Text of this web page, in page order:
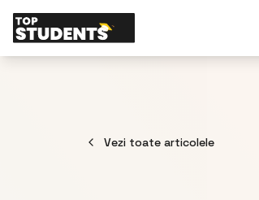
Vezi toate articolele